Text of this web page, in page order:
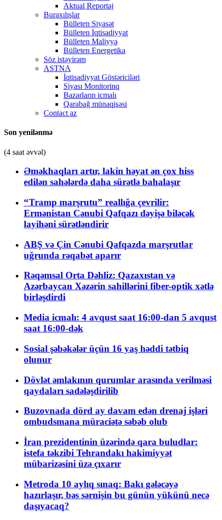
Aktual Reportaj
Buraxılışlar
Bülleten Siyasət
Bülleten İqtisadiyyat
Bülleten Maliyyə
Bülleten Energetika
Söz istəyirəm
ASTNA
İqtisadiyyat Göstəriciləri
Siyası Monitorinq
Bazarların icmalı
Qarabağ münaqişəsi
Contact az
Son yenilənmə
(4 saat əvvəl)
Əməkhaqları artır, lakin həyat ən çox hiss
edilən sahələrdə daha sürətlə bahalaşır
“Tramp marşrutu” reallığa çevrilir:
Ermənistan Cənubi Qafqazı dəyişə biləcək
layihəni sürətləndirir
ABŞ və Çin Cənubi Qafqazda marşrutlar
uğrunda rəqabət aparır
Rəqəmsal Orta Dəhliz: Qazaxıstan və
Azərbaycan Xəzərin sahillərini fiber-optik xətlə
birləşdirdi
Media icmalı: 4 avqust saat 16:00-dan 5 avqust
saat 16:00-dək
Sosial şəbəkələr üçün 16 yaş həddi tətbiq
olunur
Dövlət əmlakının qurumlar arasında verilməsi
qaydaları sadələşdirilib
Buzovnada dörd ay davam edən drenaj işləri
ombudsmana müraciətə səbəb olub
İran prezidentinin üzərində qara buludlar:
istefa təkzibi Tehrandakı hakimiyyət
mübarizəsini üzə çıxarır
Metroda 10 aylıq sınaq: Bakı gələcəyə
hazırlaşır, bəs sərnişin bu günün yükünü necə
daşıyacaq?